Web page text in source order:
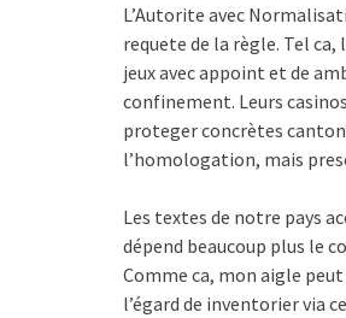
L’Autorite avec
requete de la règle. Tel
jeux avec appoint et de
confinement. Leurs
proteger concrètes
l’homologation, mais
Les textes de notre pays
dépend beaucoup plus le
Comme ca, mon aigle
l’égard de inventorier via